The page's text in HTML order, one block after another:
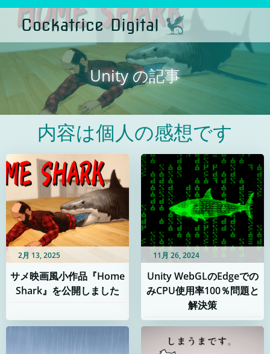
ン
テ
ン
ツ
へ
ス
キ
ッ
プ
Cockatrice Digital
Unity の記事
内容は個人の感想です
2月 13, 2025
サメ映画風小作品『Home
Shark』を公開しました
11月 26, 2024
Unity WebGLのEdgeでの
みCPU使用率100％問題と
解決策